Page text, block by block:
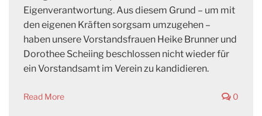
Eigenverantwortung. Aus diesem Grund – um mit
den eigenen Kräften sorgsam umzugehen –
haben unsere Vorstandsfrauen Heike Brunner und
Dorothee Scheiing beschlossen nicht wieder für
ein Vorstandsamt im Verein zu kandidieren.
Read More 0